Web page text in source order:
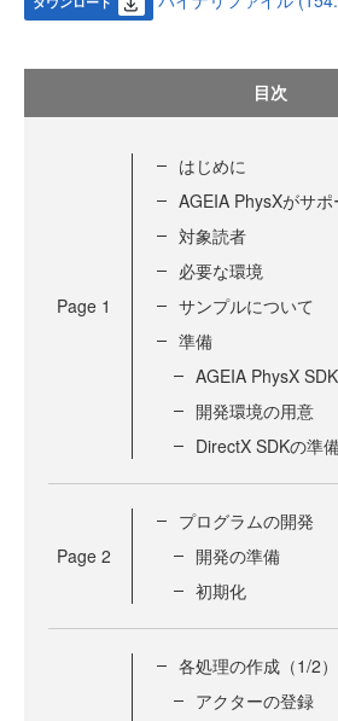
目次
Page 1
はじめに
AGEIA PhysXがサ
対象読者
必要な環境
サンプルについて
準備
AGEIA PhysX
開発環境の用意
DirectX SDKの準
Page 2
プログラムの開発
開発の準備
初期化
各処理の作成（1/2）
アクターの登録